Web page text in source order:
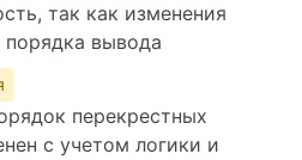
так как изменения
порядка вывода
перекрестных
с учетом логики и